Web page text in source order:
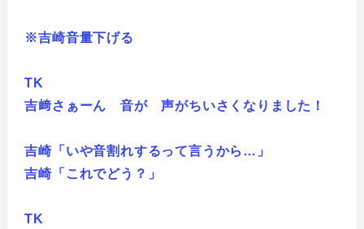
※吉崎音量下げる
TK
​吉﨑さぁーん 音が 声がちいさくなりました！
吉崎「いや音割れするって言うから…」
吉崎「これでどう？」
TK